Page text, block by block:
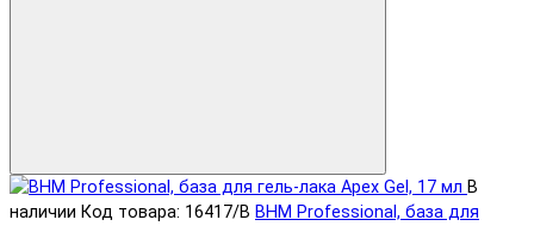
В
наличии Код товара: 16417/B BHM Professional, база для